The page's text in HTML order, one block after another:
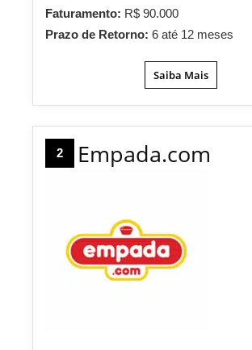
Faturamento: R$ 90.000
Prazo de Retorno: 6 até 12 meses
Saiba Mais
2 Empada.com